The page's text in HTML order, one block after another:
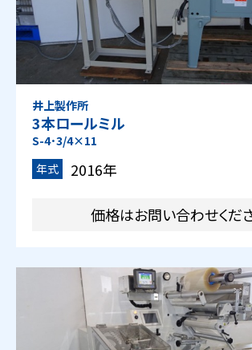
井上製作所
3本ロールミル
S-4･3/4×11
年式
2016年
価格はお問い合わせくだ